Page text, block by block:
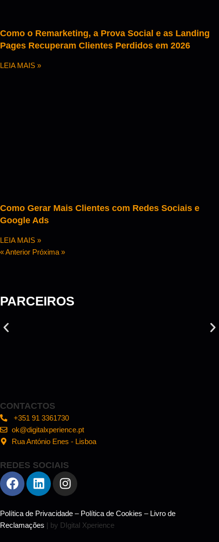
Como o Remarketing, a Prova Social e as Landing
Pages Recuperam Clientes Perdidos em 2026
LEIA MAIS »
Como Gerar Mais Clientes com Redes Sociais e
Google Ads
LEIA MAIS »
« Anterior Próxima »
PARCEIROS
CONTACTOS
+351 91 3361730
ok@digitalxperience.pt
Rua António Enes - Lisboa
REDES SOCIAIS
Política de Privacidade – Política de Cookies – Livro de
Reclamações | by DIgital Xperience